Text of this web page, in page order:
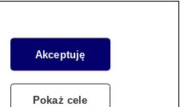
Akceptuję
Pokaż cele